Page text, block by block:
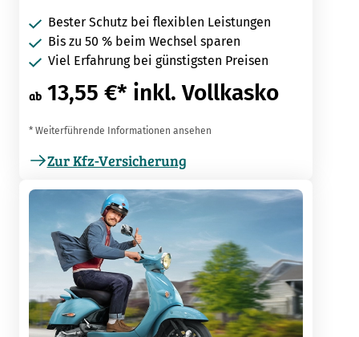
Bester Schutz bei flexiblen Leistungen
Bis zu 50 % beim Wechsel sparen
Viel Erfahrung bei günstigsten Preisen
ab 13,55 €* inkl. Vollkasko
* Weiterführende Informationen ansehen
Zur Kfz-Versicherung